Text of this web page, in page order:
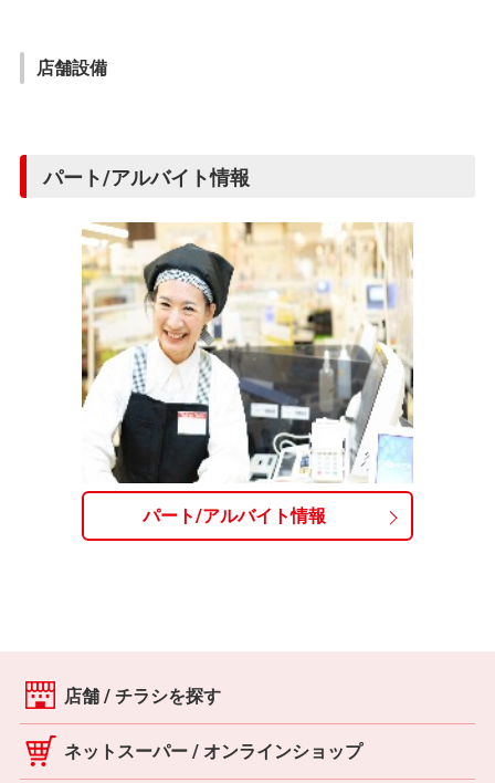
店舗設備
パート/アルバイト情報
パート/アルバイト情報
店舗 / チラシを探す
ネットスーパー / オンラインショップ